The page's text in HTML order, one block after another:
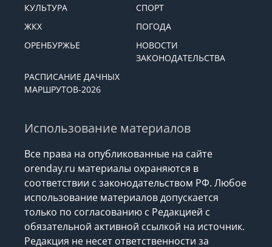
КУЛЬТУРА
СПОРТ
ЖКХ
ПОГОДА
ОРЕНБУРЖЬЕ
НОВОСТИ
ЗАКОНОДАТЕЛЬСТВА
РАСПИСАНИЕ ДАЧНЫХ
МАРШРУТОВ-2026
Использование материалов
Все права на опубликованные на сайте
orenday.ru материалы охраняются в
соответствии с законодательством РФ. Любое
использование материалов допускается
только по согласованию с Редакцией с
обязательной активной ссылкой на источник.
Редакция не несет ответственности за